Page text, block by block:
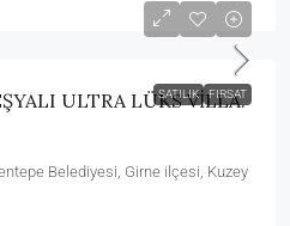
SATILIK FIRSAT
ULTRA LÜKS VİLLA.
Belediyesi, Girne ilçesi, Kuzey